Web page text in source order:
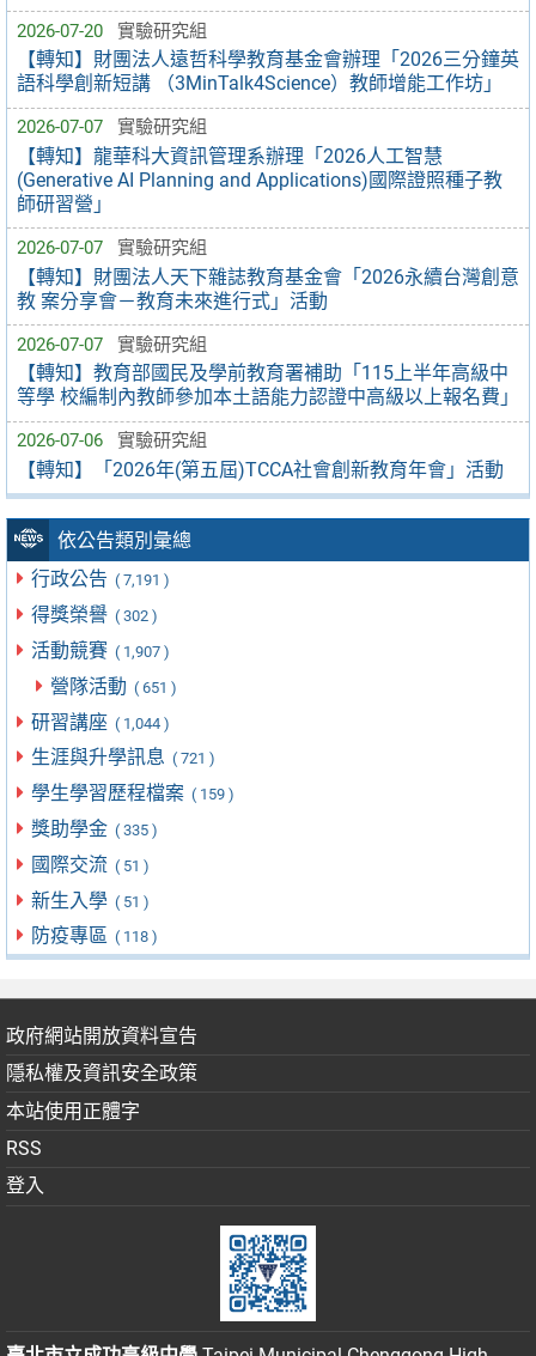
2026-07-20 實驗研究組
【轉知】財團法人遠哲科學教育基金會辦理「2026三分鐘英
語科學創新短講 （3MinTalk4Science）教師增能工作坊」
2026-07-07 實驗研究組
【轉知】龍華科大資訊管理系辦理「2026人工智慧
(Generative AI Planning and Applications)國際證照種子教
師研習營」
2026-07-07 實驗研究組
【轉知】財團法人天下雜誌教育基金會「2026永續台灣創意
教 案分享會－教育未來進行式」活動
2026-07-07 實驗研究組
【轉知】教育部國民及學前教育署補助「115上半年高級中
等學 校編制內教師參加本土語能力認證中高級以上報名費」
2026-07-06 實驗研究組
【轉知】「2026年(第五屆)TCCA社會創新教育年會」活動
依公告類別彙總
行政公告 ( 7,191 )
得獎榮譽 ( 302 )
活動競賽 ( 1,907 )
營隊活動 ( 651 )
研習講座 ( 1,044 )
生涯與升學訊息 ( 721 )
學生學習歷程檔案 ( 159 )
獎助學金 ( 335 )
國際交流 ( 51 )
新生入學 ( 51 )
防疫專區 ( 118 )
政府網站開放資料宣告
隱私權及資訊安全政策
本站使用正體字
RSS
登入